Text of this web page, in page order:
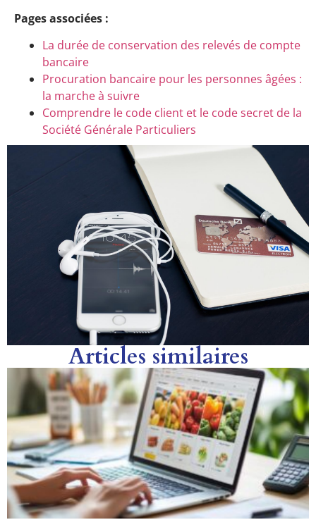
Pages associées :
La durée de conservation des relevés de compte
bancaire
Procuration bancaire pour les personnes âgées :
la marche à suivre
Comprendre le code client et le code secret de la
Société Générale Particuliers
Articles similaires